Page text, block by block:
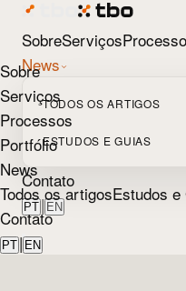
SobreServiços
News
TODOS OS ARTIGOS
ESTUDOS E GUIAS
Contato
PT | EN
Sobre
Serviços
Processos
Portfólio
News
Todos os artigosEstudos e
Contato
PT | EN